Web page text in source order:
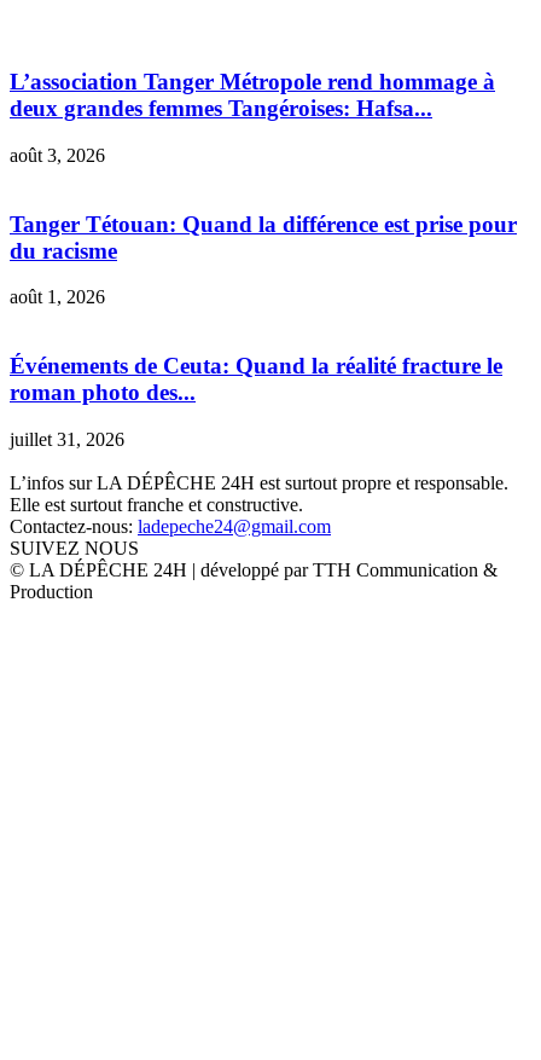
L’association Tanger Métropole rend hommage à
deux grandes femmes Tangéroises: Hafsa...
août 3, 2026
Tanger Tétouan: Quand la différence est prise pour
du racisme
août 1, 2026
Événements de Ceuta: Quand la réalité fracture le
roman photo des...
juillet 31, 2026
L’infos sur LA DÉPÊCHE 24H est surtout propre et responsable.
Elle est surtout franche et constructive.
Contactez-nous: ladepeche24@gmail.com
SUIVEZ NOUS
© LA DÉPÊCHE 24H | développé par TTH Communication &
Production